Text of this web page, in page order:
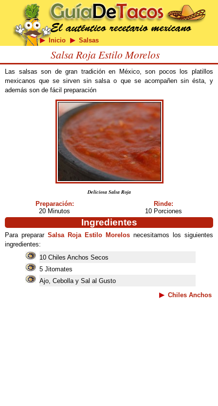
Inicio Salsas
Salsa Roja Estilo Morelos
Las salsas son de gran tradición en México, son pocos los platillos
mexicanos que se sirven sin salsa o que se acompañen sin ésta, y
además son de fácil preparación
Deliciosa Salsa Roja
Preparación:
20 Minutos
Rinde:
10 Porciones
Ingredientes
Para preparar Salsa Roja Estilo Morelos necesitamos los siguientes
ingredientes:
10 Chiles Anchos Secos
5 Jitomates
Ajo, Cebolla y Sal al Gusto
Chiles Anchos